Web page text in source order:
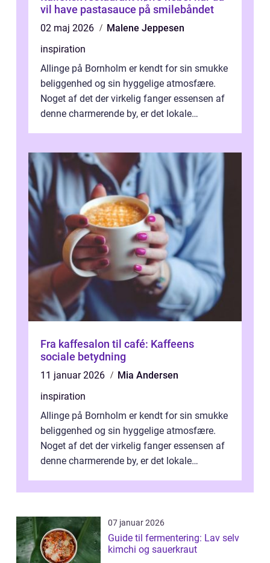
vil have pastasauce på smilebåndet
02 maj 2026
Malene Jeppesen
inspiration
Allinge på Bornholm er kendt for sin smukke
beliggenhed og sin hyggelige atmosfære.
Noget af det der virkelig fanger essensen af
denne charmerende by, er det lokale
Fra kaffesalon til café: Kaffeens
sociale betydning
11 januar 2026
Mia Andersen
inspiration
Allinge på Bornholm er kendt for sin smukke
beliggenhed og sin hyggelige atmosfære.
Noget af det der virkelig fanger essensen af
denne charmerende by, er det lokale
07 januar 2026
Guide til fermentering: Lav selv
kimchi og sauerkraut